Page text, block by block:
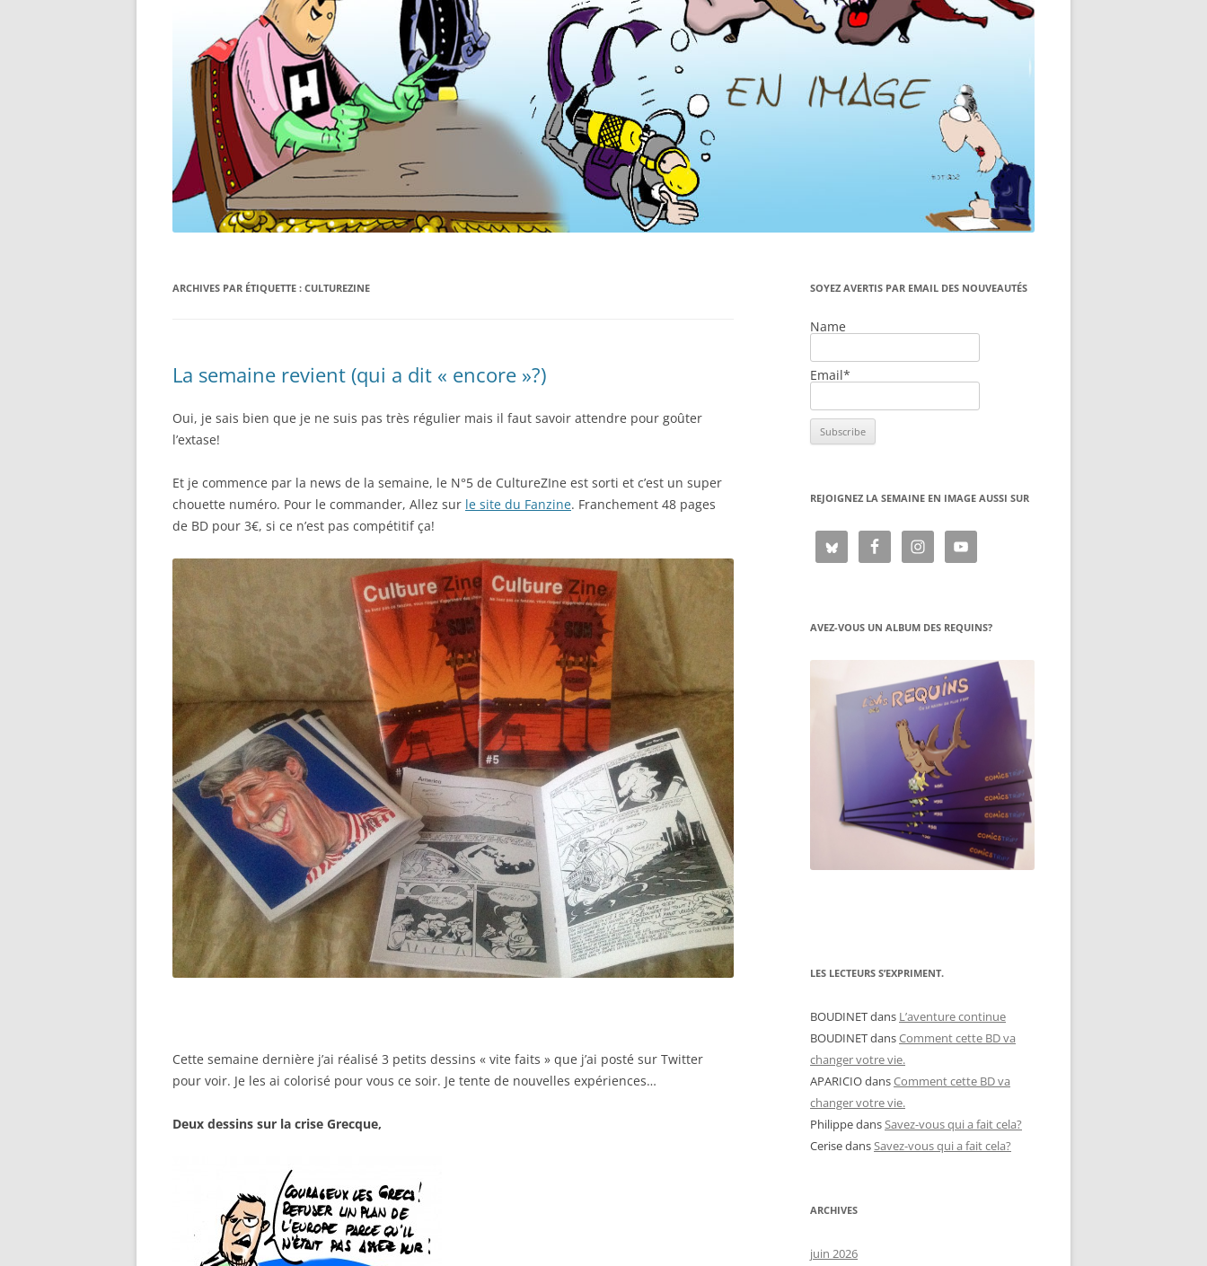
ARCHIVES PAR ÉTIQUETTE : CULTUREZINE
La semaine revient (qui a dit « encore »?)
Oui, je sais bien que je ne suis pas très régulier mais il faut savoir attendre pour goûter
l’extase!
Et je commence par la news de la semaine, le N°5 de CultureZIne est sorti et c’est un super
chouette numéro. Pour le commander, Allez sur le site du Fanzine. Franchement 48 pages
de BD pour 3€, si ce n’est pas compétitif ça!
Cette semaine dernière j’ai réalisé 3 petits dessins « vite faits » que j’ai posté sur Twitter
pour voir. Je les ai colorisé pour vous ce soir. Je tente de nouvelles expériences…
Deux dessins sur la crise Grecque,
SOYEZ AVERTIS PAR EMAIL DES NOUVEAUTÉS
Name
Email*
REJOIGNEZ LA SEMAINE EN IMAGE AUSSI SUR
AVEZ-VOUS UN ALBUM DES REQUINS?
LES LECTEURS S’EXPRIMENT.
BOUDINETdans L’aventure continue
BOUDINETdansComment cette BD va
changer votre vie.
APARICIOdansComment cette BD va
changer votre vie.
PhilippedansSavez-vous qui a fait cela?
CerisedansSavez-vous qui a fait cela?
ARCHIVES
juin 2026